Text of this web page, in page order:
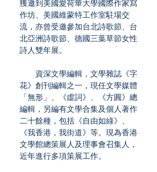
獲邀到美國愛荷華大學國際作家寫
作坊、美國維蒙特工作室駐場交
流，亦曾受邀參加台北詩歌節、台
北亞洲詩歌節、德國三葉草節女性
詩人雙年展。
資深文學編輯，文學雜誌《字
花》創刊編輯之一，現任文學媒體
「無形」、《虛詞》、《方圓》總
編輯，另編有文學合集及個人著作
二十餘種，包括《自由如綠》、
《我香港，我街道》等。現為香港
文學館總策展人及理事會召集人，
近年進行多項策展工作。